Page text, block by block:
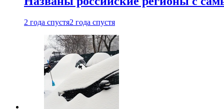
2 года спустя2 года спустя